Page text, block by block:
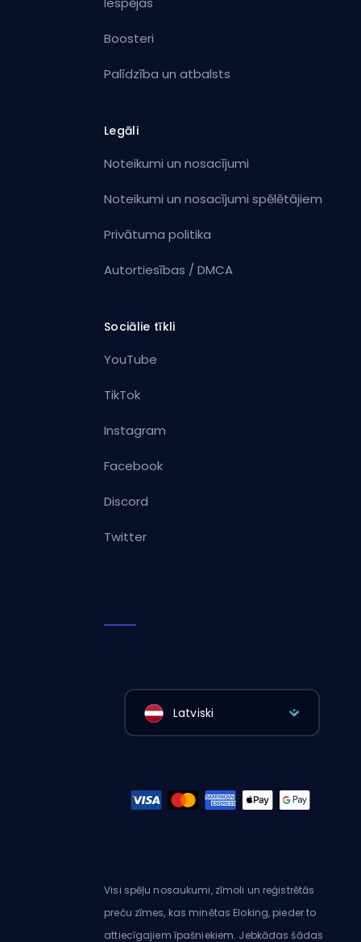
Boosteri
Palīdzība un atbalsts
Legāli
Noteikumi un nosacījumi
Noteikumi un nosacījumi spēlētājiem
Privātuma politika
Autortiesības / DMCA
Sociālie tīkli
YouTube
TikTok
Instagram
Facebook
Discord
Twitter
Latviski
Visi spēļu nosaukumi, zīmoli un reģistrētās
preču zīmes, kas minētas Eloking, pieder to
attiecīgajiem īpašniekiem. Jebkādas šādas